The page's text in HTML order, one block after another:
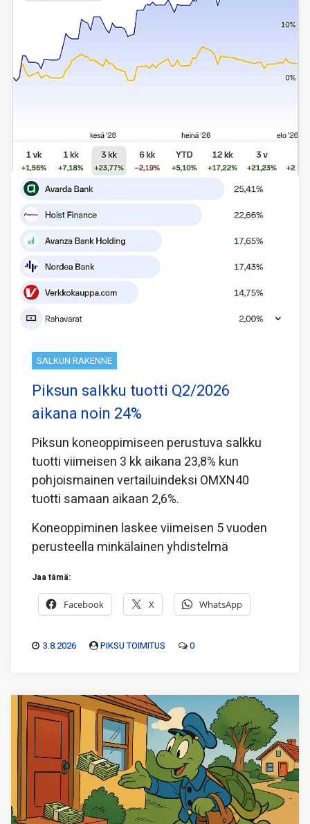
SALKUN RAKENNE
Piksun salkku tuotti Q2/2026
aikana noin 24%
Piksun koneoppimiseen perustuva salkku
tuotti viimeisen 3 kk aikana 23,8% kun
pohjoismainen vertailuindeksi OMXN40
tuotti samaan aikaan 2,6%.
Koneoppiminen laskee viimeisen 5 vuoden
perusteella minkälainen yhdistelmä
Jaa tämä:
Facebook X WhatsApp
3.8.2026 PIKSU TOIMITUS 0